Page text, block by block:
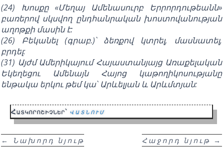
(24) Խոսքը «Մեղայ Ամենասուրբ Երրորդութեանն»
բառերով սկսվող ընդհանրական խոստովանության
աղոթքի մասին է:
(26) Բեկանել (գրաբ.)` ձեռքով կտրել, մասնատել,
բրդել:
(31) Այժմ Ամերիկայում Հայաստանյայց Առաքելական
Եկեղեցու Ամենայն Հայոց կաթողիկոսությանը
ենթակա երկու թեմ կա` Արևելյան և Արևմտյան:
Հատկորոշիչներ՝ վատնում
← Նախորդ նյութ Հաջորդ նյութ →